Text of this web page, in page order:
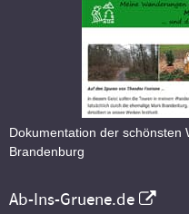
Dokumentation der schönsten
Brandenburg
Ab-Ins-Gruene.de